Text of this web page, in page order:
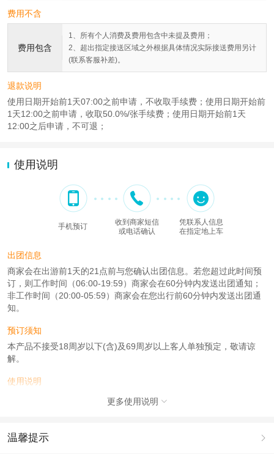
费用不含
费用包含
1、所有个人消费及费用包含中未提及费用；
2、超出指定接送区域之外根据具体情况实际接送费用另计
(联系客服补差)。
退款说明
使用日期开始前1天07:00之前申请，不收取手续费；使用日期开始前
1天12:00之前申请，收取50.0%/张手续费；使用日期开始前1天
12:00之后申请，不可退；
使用说明
手机预订
收到商家短信
或电话确认
凭联系人信息
在指定地上车
出团信息
商家会在出游前1天的21点前与您确认出团信息。若您超过此时间预
订，则工作时间（06:00-19:59）商家会在60分钟内发送出团通知；
非工作时间（20:00-05:59）商家会在您出行前60分钟内发送出团通
知。
预订须知
本产品不接受18周岁以下(含)及69周岁以上客人单独预定，敬请谅
解。
使用说明
1、根据起止点选择套餐、点对点接送、上车后送到目的地行程结
酒店名字、机场高铁上车备注班次+到达时间。
3、下单时若有儿童需核算座位、不可超载。
更多使用说明 
温馨提示 